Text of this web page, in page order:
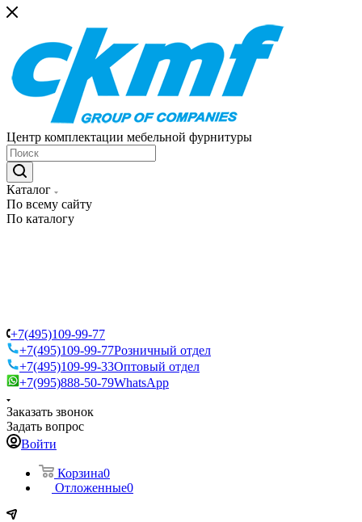
Центр комплектации мебельной фурнитуры
Каталог
По всему сайту
По каталогу
+7(495)109-99-77
+7(495)109-99-77Розничный отдел
+7(495)109-99-33Оптовый отдел
+7(995)888-50-79WhatsApp
Заказать звонок
Задать вопрос
Войти
Корзина0
Отложенные0